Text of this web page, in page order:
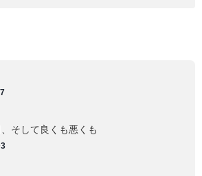
そして良くも悪くも